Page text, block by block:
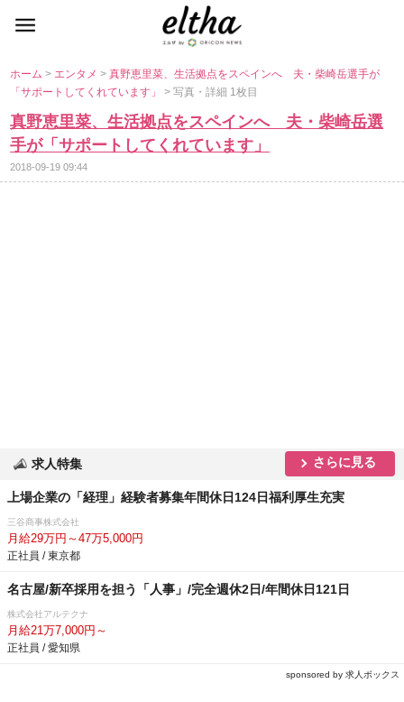
ホーム> エンタメ>真野恵里菜、生活拠点をスペインへ 夫・柴崎岳選手が
「サポートしてくれています」> 写真・詳細 1枚目
真野恵里菜、生活拠点をスペインへ 夫・柴崎岳選
手が「サポートしてくれています」
2018-09-19 09:44
求人特集 さらに見る
上場企業の「経理」経験者募集年間休日124日福利厚生充実
三谷商事株式会社
月給29万円～47万5,000円
正社員 / 東京都
名古屋/新卒採用を担う「人事」/完全週休2日/年間休日121日
株式会社アルテクナ
月給21万7,000円～
正社員 / 愛知県
sponsored by 求人ボックス